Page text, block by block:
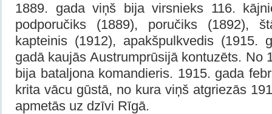
1889. gada viņš bija virsnieks 116.
podporučiks (1889), poručiks (1892),
kapteinis (1912), apakšpulkvedis (1915.
gadā kaujās Austrumprūsijā kontuzēts. No
bija bataljona komandieris. 1915. gada
krita vācu gūstā, no kura viņš atgriezās
apmetās uz dzīvi Rīgā.